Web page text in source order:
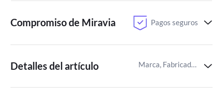
Compromiso de Miravia Pagos seguros
Detalles del artículo Marca, Fabricado en,Piedra principal